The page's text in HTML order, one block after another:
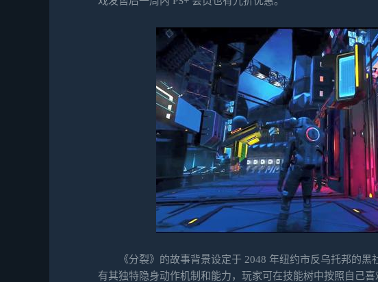
《分裂》的故事背景设定于 2048 年纽约市反乌托邦的黑
有其独特隐身动作机制和能力，玩家可在技能树中按照自己